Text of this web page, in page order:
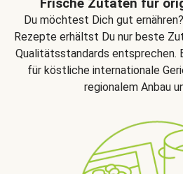
Frische Zutaten für
Du möchtest Dich gut
Rezepte erhältst Du nur beste
Qualitätsstandards entsprechen.
für köstliche internationale
regionalem Anbau